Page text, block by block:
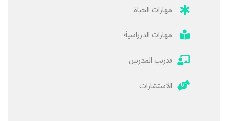
مهارات الحياة
مهارات الدرراسية
تدريب المدربين
الاستشارات